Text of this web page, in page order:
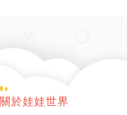
關於娃娃世界